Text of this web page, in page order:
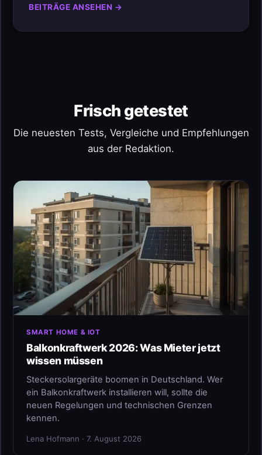
BEITRÄGE ANSEHEN →
Frisch getestet
Die neuesten Tests, Vergleiche und Empfehlungen
aus der Redaktion.
SMART HOME & IOT
Balkonkraftwerk 2026: Was Mieter jetzt
wissen müssen
Steckersolargeräte boomen in Deutschland. Wer
ein Balkonkraftwerk installieren will, sollte die
neuen Regelungen und technischen Grenzen
kennen.
Lena Hofmann · 7. August 2026